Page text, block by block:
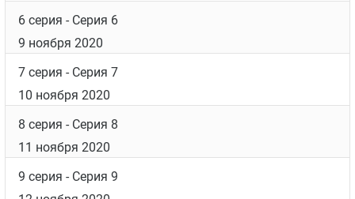
2 серия
- Серия 2
2 ноября 2020
1 серия
- Серия 1
2 ноября 2020
3 серия
- Серия 3
3 ноября 2020
4 серия
- Серия 4
4 ноября 2020